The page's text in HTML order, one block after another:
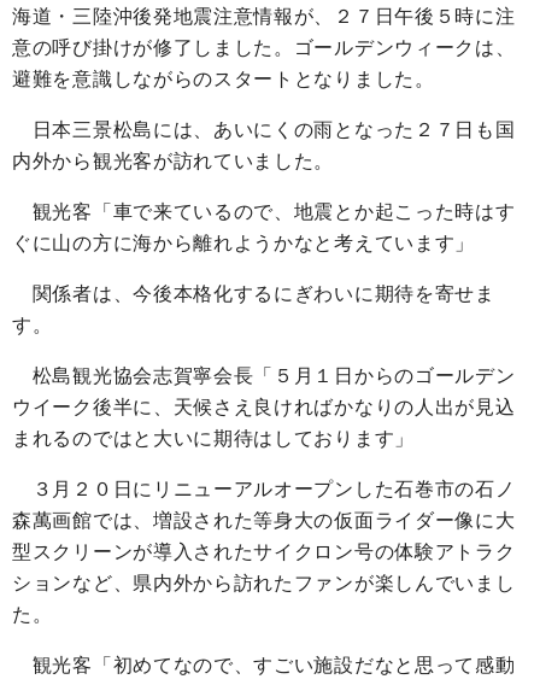
海道・三陸沖後発地震注意情報が、２７日午後５時に注
意の呼び掛けが修了しました。ゴールデンウィークは、
避難を意識しながらのスタートとなりました。
日本三景松島には、あいにくの雨となった２７日も国
内外から観光客が訪れていました。
観光客「車で来ているので、地震とか起こった時はす
ぐに山の方に海から離れようかなと考えています」
関係者は、今後本格化するにぎわいに期待を寄せま
す。
松島観光協会志賀寧会長「５月１日からのゴールデン
ウイーク後半に、天候さえ良ければかなりの人出が見込
まれるのではと大いに期待はしております」
３月２０日にリニューアルオープンした石巻市の石ノ
森萬画館では、増設された等身大の仮面ライダー像に大
型スクリーンが導入されたサイクロン号の体験アトラク
ションなど、県内外から訪れたファンが楽しんでいまし
た。
観光客「初めてなので、すごい施設だなと思って感動